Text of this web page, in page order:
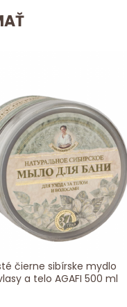
čierne sibírske mydlo
a telo AGAFI 500 ml